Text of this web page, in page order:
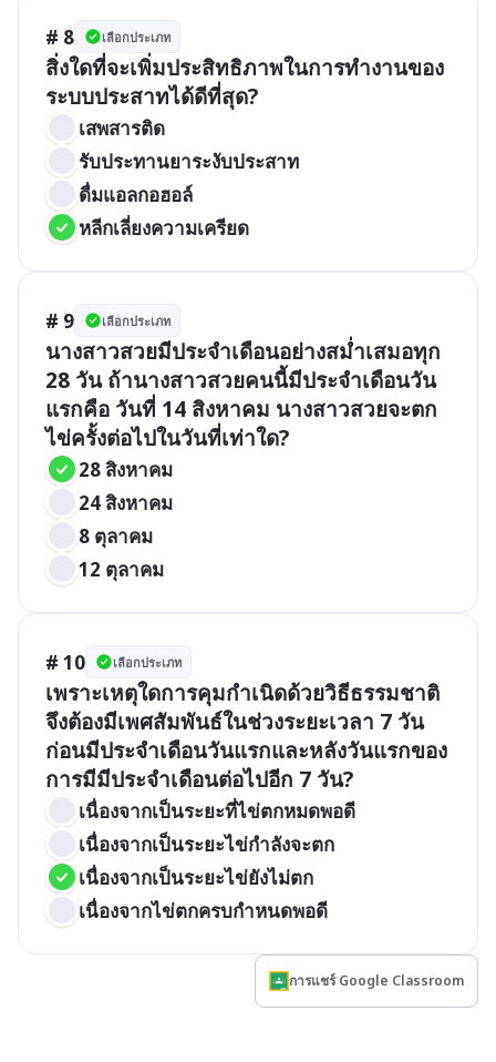
# 8 เลือกประเภท
สิ่งใดที่จะเพิ่มประสิทธิภาพในการทำงานของ
ระบบประสาทได้ดีที่สุด?
เสพสารติด
รับประทานยาระงับประสาท
ดื่มแอลกอฮอล์
หลีกเลี่ยงความเครียด
# 9 เลือกประเภท
นางสาวสวยมีประจำเดือนอย่างสม่ำเสมอทุก
28 วัน ถ้านางสาวสวยคนนี้มีประจำเดือนวัน
แรกคือ วันที่ 14 สิงหาคม นางสาวสวยจะตก
ไข่ครั้งต่อไปในวันที่เท่าใด?
28 สิงหาคม
24 สิงหาคม
8 ตุลาคม
12 ตุลาคม
# 10 เลือกประเภท
เพราะเหตุใดการคุมกำเนิดด้วยวิธีธรรมชาติ
จึงต้องมีเพศสัมพันธ์ในช่วงระยะเวลา 7 วัน
ก่อนมีประจำเดือนวันแรกและหลังวันแรกของ
การมีมีประจำเดือนต่อไปอีก 7 วัน?
เนื่องจากเป็นระยะที่ไข่ตกหมดพอดี
เนื่องจากเป็นระยะไข่กำลังจะตก
เนื่องจากเป็นระยะไข่ยังไม่ตก
เนื่องจากไข่ตกครบกำหนดพอดี
การแชร์ Google Classroom